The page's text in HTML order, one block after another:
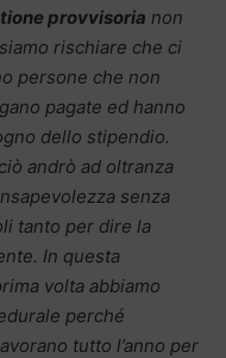
provvisoria non
rischiare che ci
persone che non
pagate ed hanno
dello stipendio.
andrò ad oltranza
senza
tanto per dire la
In questa
volta abbiamo
perché
tutto l’anno per